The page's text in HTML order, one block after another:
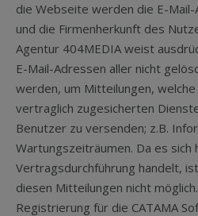
die Webseite werden die E-
und die Firmenherkunft des
Agentur 404MEDIA weist
E-Mail-Adressen aller nicht
werden, um Mitteilungen,
vertraglich zugesicherten
Benutzer zu versenden; z.B.
Wartungszeiträumen. Da es
Vertragsdurchführung handelt,
diesen Mitteilungen nicht
Registrierung für die CATAMA